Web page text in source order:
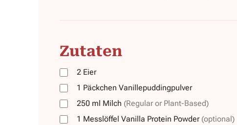
Zutaten
2 Eier
1 Päckchen Vanillepuddingpulver
250 ml Milch (Regular or Plant-Based)
1 Messlöffel Vanilla Protein Powder (optional)